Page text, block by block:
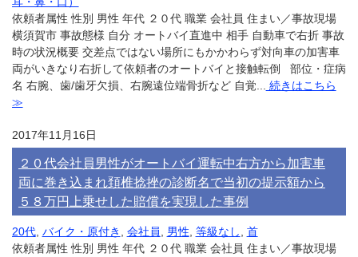
依頼者属性 性別 男性 年代 ２０代 職業 会社員 住まい／事故現場
横須賀市 事故態様 自分 オートバイ直進中 相手 自動車で右折 事故
時の状況概要 交差点ではない場所にもかかわらず対向車の加害車
両がいきなり右折して依頼者のオートバイと接触転倒 部位・症病
名 右腕、歯/歯牙欠損、右腕遠位端骨折など 自覚...
続きはこちら
≫
2017年11月16日
２０代会社員男性がオートバイ運転中右方から加害車
両に巻き込まれ頚椎捻挫の診断名で当初の提示額から
５８万円上乗せした賠償を実現した事例
20代, バイク・原付き 会社員 男性 等級なし
首
依頼者属性 性別 男性 年代 ２０代 職業 会社員 住まい／事故現場